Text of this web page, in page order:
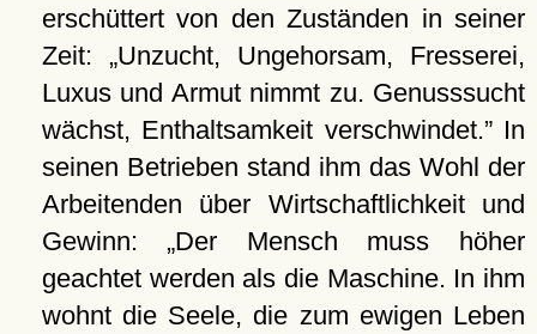
erschüttert von den Zuständen in seiner
Zeit:
Unzucht, Ungehorsam, Fresserei,
Luxus und Armut nimmt zu. Genusssucht
wächst, Enthaltsamkeit verschwindet. In
seinen Betrieben stand ihm das Wohl der
Arbeitenden über Wirtschaftlichkeit und
Gewinn: Der Mensch muss höher
geachtet werden als die Maschine. In ihm
wohnt die Seele, die zum ewigen Leben